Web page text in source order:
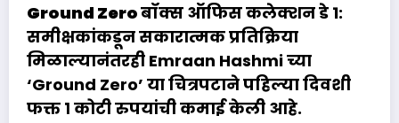
Ground Zeroबॉक्स ऑफिस कलेक्शन डे 1:
समीक्षकांकडून सकारात्मक प्रतिक्रिया
मिळाल्यानंतरही Emraan Hashmiच्या
‘Ground Zero’ या चित्रपटाने पहिल्या दिवशी
फक्त १ कोटी रुपयांची कमाई केली आहे.